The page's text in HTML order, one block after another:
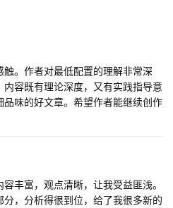
。作者对最低配置的理解非常深
容既有理论深度，又有实践指导意
品味的好文章。希望作者能继续创作
丰富，观点清晰，让我受益匪浅。
，分析得很到位，给了我很多新的